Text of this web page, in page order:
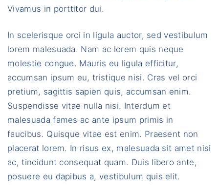
Vivamus in porttitor dui.
In scelerisque orci in ligula auctor, sed vestibulum
lorem malesuada. Nam ac lorem quis neque
molestie congue. Mauris eu ligula efficitur,
accumsan ipsum eu, tristique nisi. Cras vel orci
pretium, sagittis sapien quis, accumsan enim.
Suspendisse vitae nulla nisi. Interdum et
malesuada fames ac ante ipsum primis in
faucibus. Quisque vitae est enim. Praesent non
placerat lorem. In risus ex, malesuada sit amet nisi
ac, tincidunt consequat quam. Duis libero ante,
posuere eu dapibus a, vestibulum quis elit.